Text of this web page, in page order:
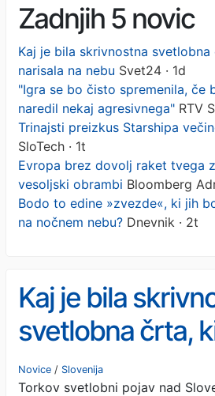
Zadnjih 5 novic
Kaj je bila skrivnostna
narisala na nebu Svet24 · 1d
"Igra se bo čisto spremenila, če
naredil nekaj agresivnega" RTV
Trinajsti preizkus Starshipa
SloTech · 1t
Evropa brez dovolj raket tvega
vesoljski obrambi Bloomberg
Bodo to edine »zvezde«, ki jih
na nočnem nebu? Dnevnik · 2t
Kaj je bila
svetlobna črta,
narisala na nebu
Novice / Slovenija
Torkov svetlobni pojav nad